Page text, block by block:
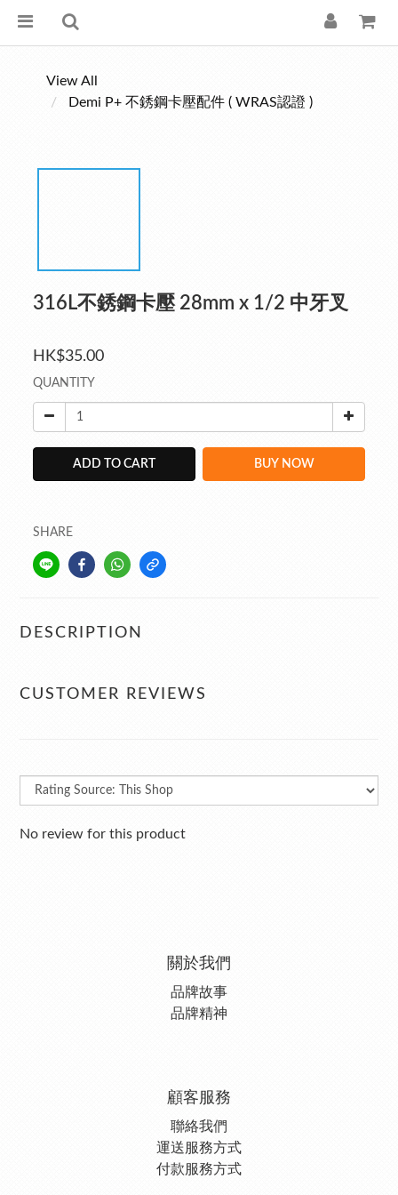
View All
Demi P+ 不銹鋼卡壓配件 ( WRAS認證 )
316L不銹鋼卡壓 28mm x 1/2 中牙叉
HK$35.00
QUANTITY
ADD TO CART BUY NOW
SHARE
DESCRIPTION
CUSTOMER REVIEWS
No review for this product
關於我們
品牌故事
品牌精神
顧客服務
聯絡我們
運送服務方式
付款服務方式